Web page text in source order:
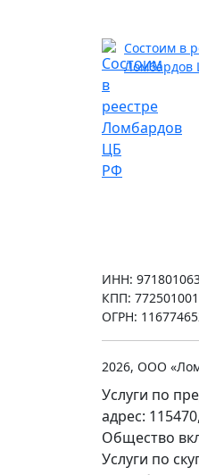
Состоим в
Ломбардов
ИНН:
КПП: 772501001
ОГРН:
2026, ООО
Услуги по
адрес:
Общество
Услуги по